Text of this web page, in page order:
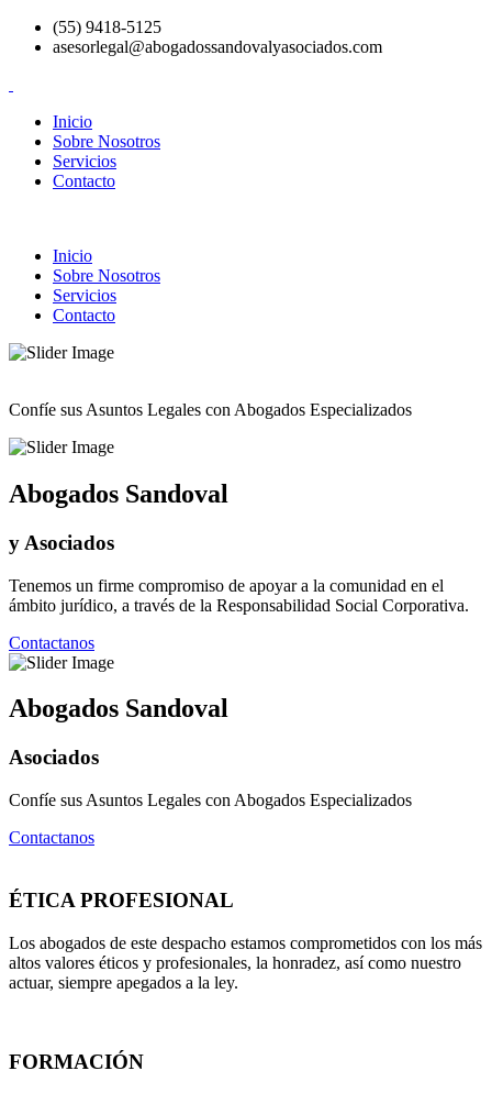
(55) 9418-5125
asesorlegal@abogadossandovalyasociados.com
Inicio
Sobre Nosotros
Servicios
Contacto
Inicio
Sobre Nosotros
Servicios
Contacto
Confíe sus Asuntos Legales con Abogados Especializados
Abogados Sandoval
y Asociados
Tenemos un firme compromiso de apoyar a la comunidad en el
ámbito jurídico, a través de la Responsabilidad Social Corporativa.
Contactanos
Abogados Sandoval
Asociados
Confíe sus Asuntos Legales con Abogados Especializados
Contactanos
ÉTICA PROFESIONAL
Los abogados de este despacho estamos comprometidos con los más
altos valores éticos y profesionales, la honradez, así como nuestro
actuar, siempre apegados a la ley.
FORMACIÓN